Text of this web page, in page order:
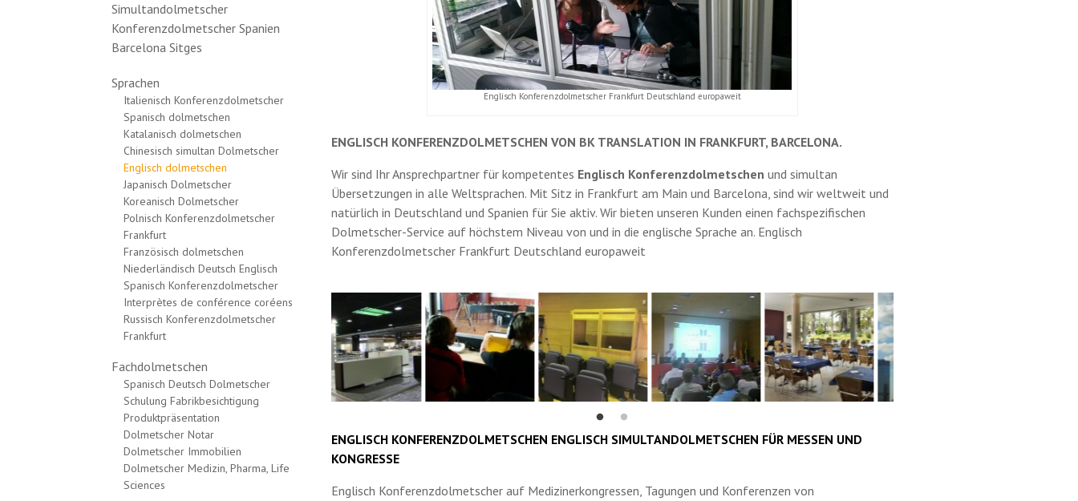
Simultandolmetscher
Konferenzdolmetscher Spanien
Barcelona Sitges
Sprachen
Italienisch Konferenzdolmetscher
Spanisch dolmetschen
Katalanisch dolmetschen
Chinesisch simultan Dolmetscher
Englisch dolmetschen
Japanisch Dolmetscher
Koreanisch Dolmetscher
Polnisch Konferenzdolmetscher
Frankfurt
Französisch dolmetschen
Niederländisch Deutsch Englisch
Spanisch Konferenzdolmetscher
Interprètes de conférence coréens
Russisch Konferenzdolmetscher
Frankfurt
Fachdolmetschen
Spanisch Deutsch Dolmetscher
Schulung Fabrikbesichtigung
Produktpräsentation
Dolmetscher Notar
Dolmetscher Immobilien
Dolmetscher Medizin, Pharma, Life
Sciences
Englisch Konferenzdolmetscher Frankfurt Deutschland europaweit
ENGLISCH KONFERENZDOLMETSCHEN VON BK TRANSLATION IN FRANKFURT, BARCELONA.
Wir sind Ihr Ansprechpartner für kompetentes Englisch Konferenzdolmetschen und simultan
Übersetzungen in alle Weltsprachen. Mit Sitz in Frankfurt am Main und Barcelona, sind wir weltweit und
natürlich in Deutschland und Spanien für Sie aktiv. Wir bieten unseren Kunden einen fachspezifischen
Dolmetscher-Service auf höchstem Niveau von und in die englische Sprache an. Englisch
Konferenzdolmetscher Frankfurt Deutschland europaweit
ENGLISCH KONFERENZDOLMETSCHEN ENGLISCH SIMULTANDOLMETSCHEN FÜR MESSEN UND
KONGRESSE
Englisch Konferenzdolmetscher auf Medizinerkongressen, Tagungen und Konferenzen von